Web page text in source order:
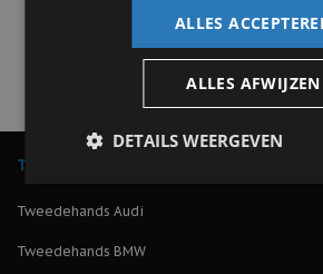
Tweedehands auto kopen
Tweedehands Audi
Tweedehands BMW
ALLES
ALLES AFWIJZEN
DETAILS WEERGEVEN